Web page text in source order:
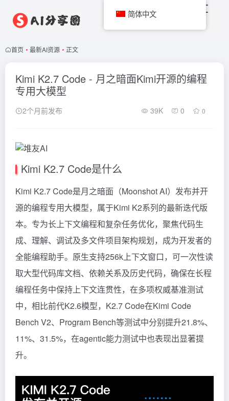
首页 • 最新AI资源 • 正文
Kimi K2.7 Code - 月之暗面Kimi开源的编程
专用大模型
2个月前发布 39K 0 0
Kimi K2.7 Code是什么
Kimi K2.7 Code是月之暗面（Moonshot AI）发布并开
源的编程专用大模型，属于Kimi K2系列的最新迭代版
本。专为长上下文编程和复杂任务优化，聚焦代码生
成、理解、调试及多文件项目架构规划，成为开发者的
全能编程助手。原生支持256k上下文窗口，可一次性读
取大型代码库文档、依赖关系及历史代码，确保在长程
编程任务中保持上下文连贯性，在多项权威基准测试
中，相比前代K2.6模型，K2.7 Code在Kimi Code
Bench V2、Program Bench等测试中分别提升21.8%、
11%、31.5%，在agentic能力测试中也表现出显著提
升。
简体中文